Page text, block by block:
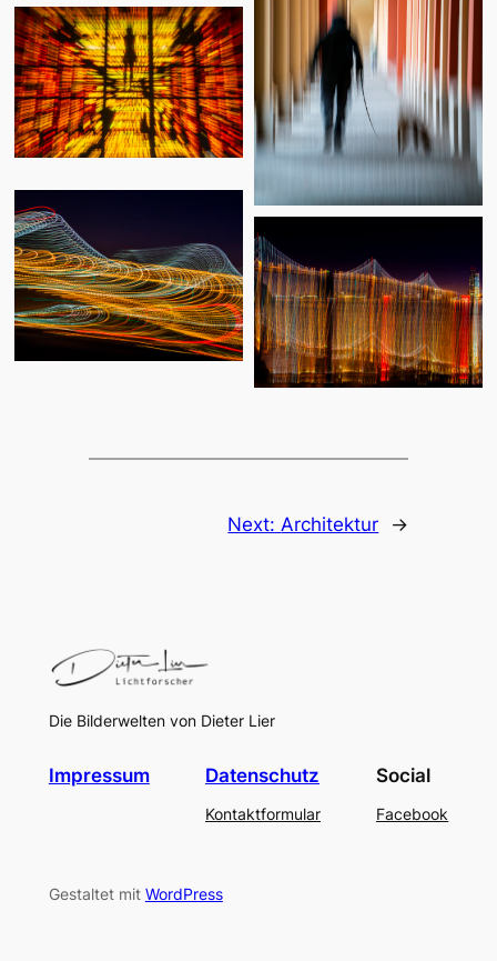
Next:Architektur →
Die Bilderwelten von Dieter Lier
Impressum Datenschutz
Kontaktformular
Social
Facebook
Gestaltet mit WordPress